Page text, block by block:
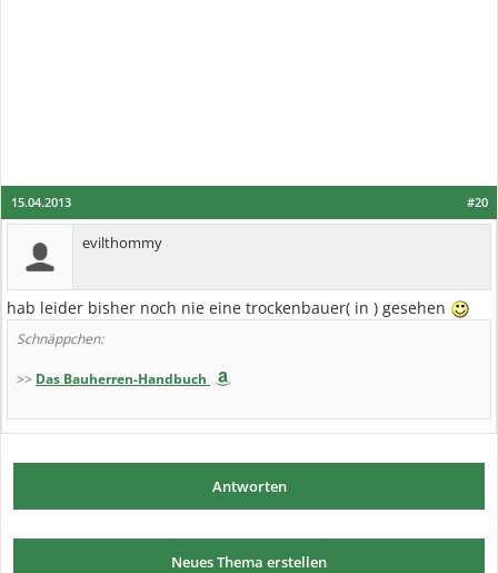
#20
15.04.2013
evilthommy
hab leider bisher noch nie eine trockenbauer( in ) gesehen
Schnäppchen:
>> Das Bauherren-Handbuch
Antworten
Neues Thema erstellen